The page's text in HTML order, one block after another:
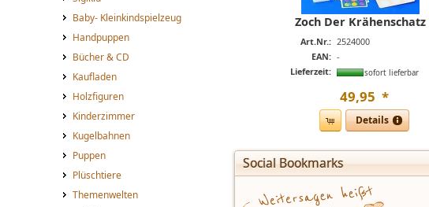
Baby- Kleinkindspielzeug
Handpuppen
Bücher & CD
Kaufladen
Holzfiguren
Kinderzimmer
Kugelbahnen
Puppen
Plüschtiere
Themenwelten
Zoch Der Krähenschatz
Art.Nr.: 2524000
EAN: -
Lieferzeit:
sofort lieferbar
49,95 *
Details
Social Bookmarks